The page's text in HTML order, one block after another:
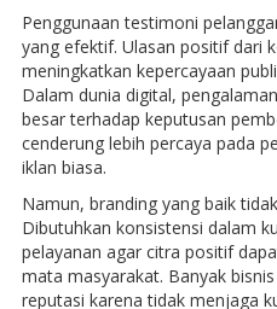
Penggunaan testimoni
yang efektif. Ulasan positif dari
meningkatkan kepercayaan
Dalam dunia digital,
besar terhadap keputusan
cenderung lebih percaya pada
iklan biasa.
Namun, branding yang baik
Dibutuhkan konsistensi dalam
pelayanan agar citra positif
mata masyarakat. Banyak
reputasi karena tidak menjaga